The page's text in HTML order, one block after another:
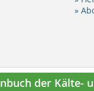
»
der Kälte-